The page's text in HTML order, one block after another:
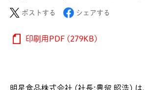
ポストする シェアする
印刷用PDF (279KB)
明星食品株式会社 (社長:豊留 昭浩) は